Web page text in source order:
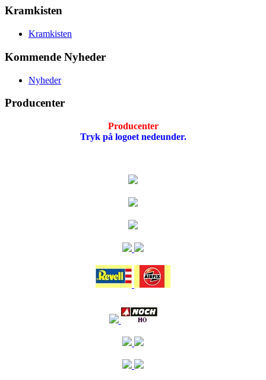
Kramkisten
Kramkisten
Kommende Nyheder
Nyheder
Producenter
Producenter
Tryk på logoet nedeunder.